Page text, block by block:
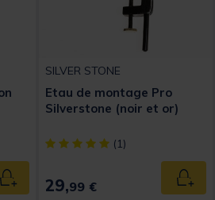
Ajouter au panier
SILVER STONE
Etau de montage Pro
Silverstone (noir et or)
[object Object] out of 5
(1)
29,99 €